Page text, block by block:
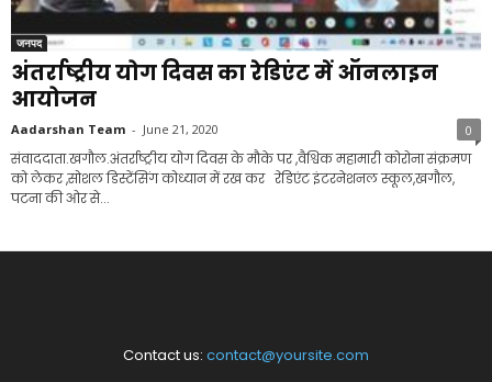
जनपद
अंतर्राष्ट्रीय योग दिवस का रेडिएंट में ऑनलाइन
आयोजन
Aadarshan Team - June 21, 2020 0
संवाददाता.खगौल.अंतर्राष्ट्रीय योग दिवस के मौके पर ,वैश्विक महामारी कोरोना संक्रमण
को लेकर ,सोशल डिस्टेंसिंग कोध्यान में रख कर रेडिएंट इंटरनेशनल स्कूल,खगौल,
पटना की ओर से...
Contact us: contact@yoursite.com